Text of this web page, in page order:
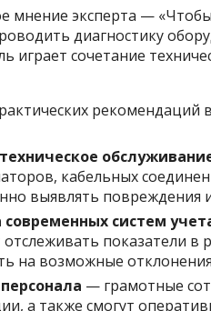
мнение эксперта —
диагностику
играет сочетание
кабельных
выявлять
современных систем
показатели
на возможные
— грамотные
а также смогут